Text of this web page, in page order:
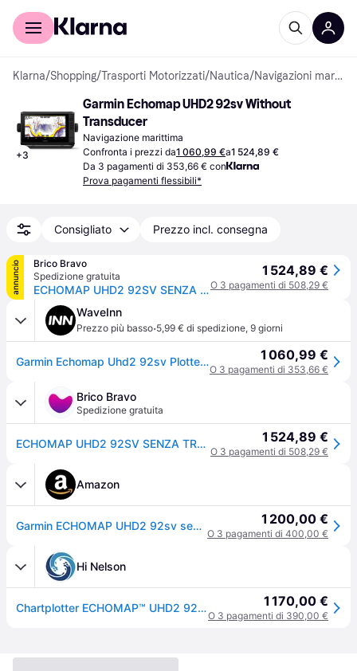
Per il tuo shopping
Klarna/Shopping/Trasporti Motorizzati/Nautica/ Navigazioni marittime
+3
Garmin Echomap UHD2 92sv Without
Transducer
Navigazione marittima
Confronta i prezzi da1 060,99 €a1 524,89 €
Da 3 pagamenti di 353,66 € con
Prova pagamenti flessibili*
Consigliato Prezzo incl. consegna
annuncio
Brico Bravo
Spedizione gratuita
ECHOMAP UHD2 92SV SENZA TRASDUTTORE
1 524,89 €
O 3 pagamenti di 508,29 €
WaveInn
Prezzo più basso·5,99 € di spedizione, 9 giorni
Garmin Echomap Uhd2 92sv Plotter Without Transducer Trasparente 1 060,99 €
O 3 pagamenti di 353,66 €
Brico Bravo
Spedizione gratuita
ECHOMAP UHD2 92SV SENZA TRASDUTTORE 1 524,89 €
O 3 pagamenti di 508,29 €
Amazon
Garmin ECHOMAP UHD2 92sv senza trasduttore, 9" Touchscreen Chartplotter, Mappa di base mondiale 1 200,00 €
O 3 pagamenti di 400,00 €
Hi Nelson
Chartplotter ECHOMAP™ UHD2 92sv - Garmin 1 170,00 €
O 3 pagamenti di 390,00 €